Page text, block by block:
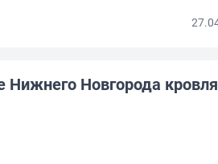
Нижнего Новгорода